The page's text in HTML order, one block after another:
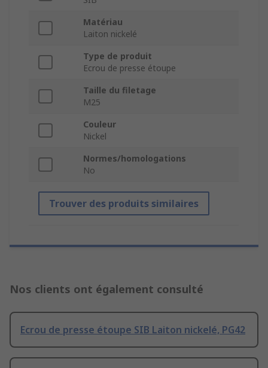
Matériau
Laiton nickelé
Type de produit
Ecrou de presse étoupe
Taille du filetage
M25
Couleur
Nickel
Normes/homologations
No
Trouver des produits similaires
Nos clients ont également consulté
Ecrou de presse étoupe SIB Laiton nickelé, PG42